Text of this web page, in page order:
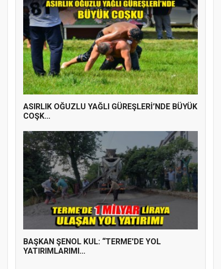
ASIRLIK OĞUZLU YAĞLI GÜREŞLERİ’NDE BÜYÜK
COŞK...
BAŞKAN ŞENOL KUL: “TERME'DE YOL
YATIRIMLARIMI...